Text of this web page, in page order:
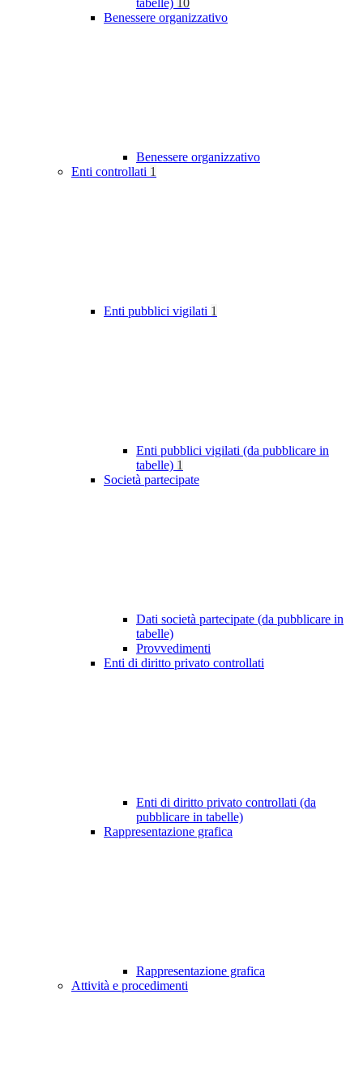
tabelle)
10
Benessere organizzativo
Benessere organizzativo
Enti controllati 1
Enti pubblici vigilati 1
Enti pubblici vigilati (da pubblicare in
tabelle) 1
Società partecipate
Dati società partecipate (da pubblicare in
tabelle)
Provvedimenti
Enti di diritto privato controllati
Enti di diritto privato controllati (da
pubblicare in tabelle)
Rappresentazione grafica
Rappresentazione grafica
Attività e procedimenti